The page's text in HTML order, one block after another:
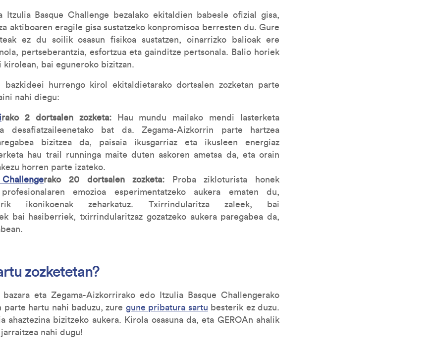
Itzulia Basque Challenge bezalako ekitaldien babesle ofizial gisa,
aktiboaren eragile gisa sustatzeko konpromisoa berresten du. Gure
ez du soilik osasun fisikoa sustatzen, oinarrizko balioak ere
pertseberantzia, esfortzua eta gainditze pertsonala. Balio horiek
kirolean, bai eguneroko bizitzan.
hurrengo kirol ekitaldietarako dortsalen zozketan parte
nahi diegu:
rako 2 dortsalen zozketa:
Hau mundu mailako mendi lasterketa
desafiatzaileenetako bat da. Zegama-Aizkorrin parte hartzea
bizitzea da, paisaia ikusgarriaz eta ikusleen energiaz
hau trail runninga maite duten askoren ametsa da, eta orain
horren parte izateko.
rako 20 dortsalen zozketa:
Proba zikloturista honek
emozioa esperimentatzeko aukera ematen du,
ikonikoenak zeharkatuz. Txirrindularitza zaleek, bai
bai hasiberriek, txirrindularitzaz gozatzeko aukera paregabea da,
zozketetan?
bazara eta Zegama-Aizkorrirako edo Itzulia Basque Challengerako
parte hartu nahi baduzu, zure gune pribatura sartu besterik ez duzu.
ahaztezina bizitzeko aukera. Kirola osasuna da, eta GEROAn ahalik
nahi dugu!